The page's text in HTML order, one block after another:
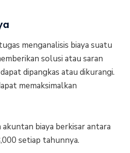
menganalisis biaya suatu
solusi atau saran
dipangkas atau dikurangi.
memaksimalkan
akuntan biaya berkisar antara
setiap tahunnya.